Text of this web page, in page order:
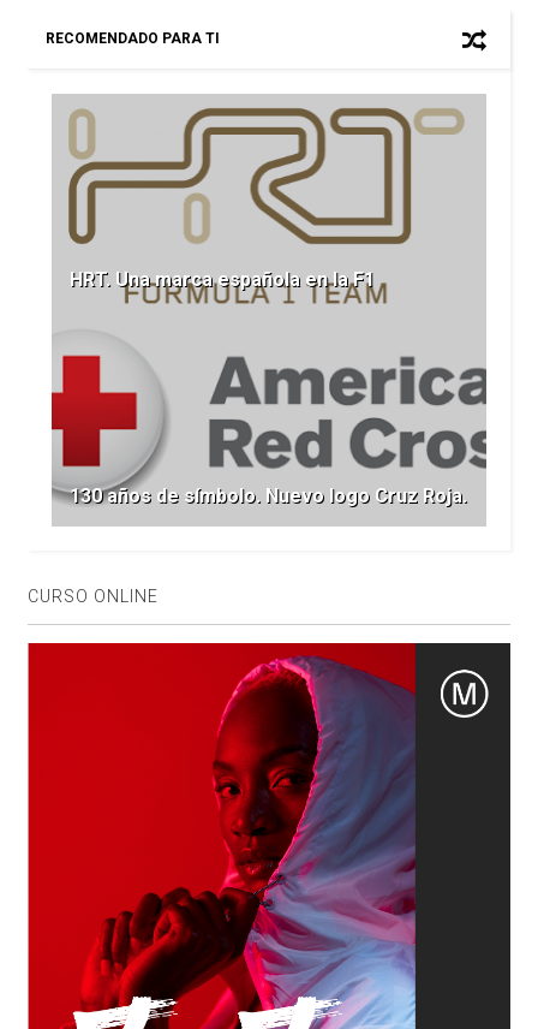
RECOMENDADO PARA TI
HRT. Una marca española en la F1
130 años de símbolo. Nuevo logo Cruz Roja.
CURSO ONLINE